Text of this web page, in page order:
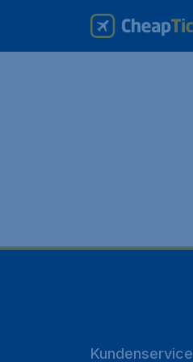
Kundenservice